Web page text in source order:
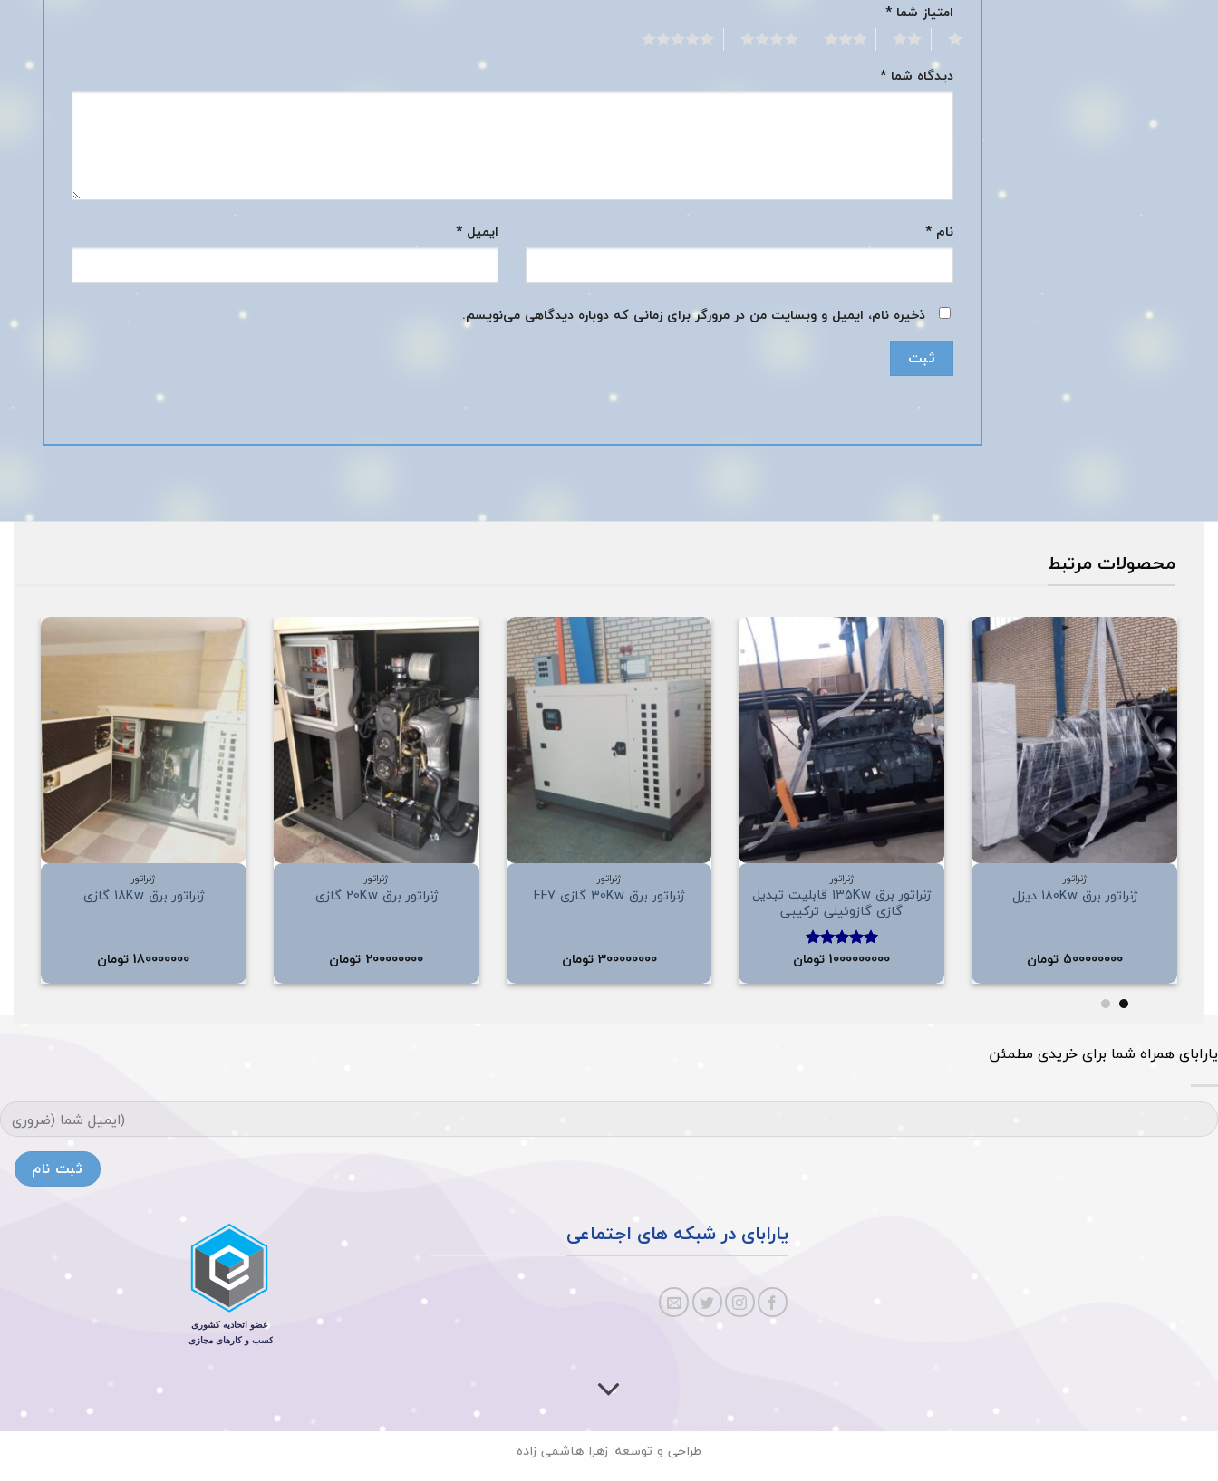
امتیاز شما*
دیدگاه شما*
نام* ایمیل *
ذخیره نام، ایمیل و وبسایت من در مرورگر برای زمانی که دوباره دیدگاهی می‌نویسم.
محصولات مرتبط
افزودن
علاقه
مندی
+
ژنراتور
ژنراتور برق 180Kw دیزل
500000000 تومان
افزودن
به
علاقه
مندی
ها
+
ژنراتور
ژنراتور برق 135Kw قابلیت تبدیل
گازی گازوئیلی ترکیبی
امتیاز5.001000000000 تومان
افزودن
به
علاقه
مندی
ها
ژنراتور
ژنراتور برق 30Kw گازی EF7
300000000 تومان
افزودن
به
علاقه
مندی
ها
ژنراتور
ژنراتور برق 20Kw گازی
200000000 تومان
علاقه
مندی
ژنراتور
ژنراتور برق 18Kw گازی
180000000 تومان
یارابای همراه شما برای خریدی مطمئن
یارابای در شبکه های اجتماعی
طراحی و توسعه: زهرا هاشمی زاده